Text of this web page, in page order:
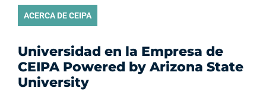
ACERCA DE CEIPA
Universidad en la Empresa de
CEIPA Powered by Arizona State
University